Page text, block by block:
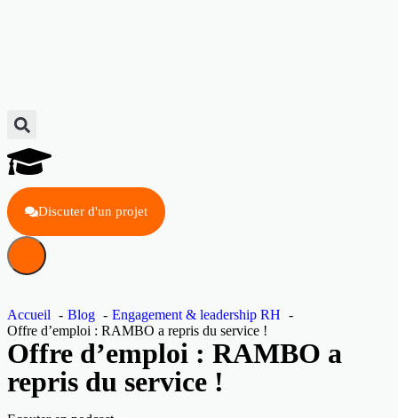
Discuter d'un projet
Accueil Blog
Engagement & leadership RH
Offre d’emploi : RAMBO a repris du service !
Offre d’emploi : RAMBO a
repris du service !